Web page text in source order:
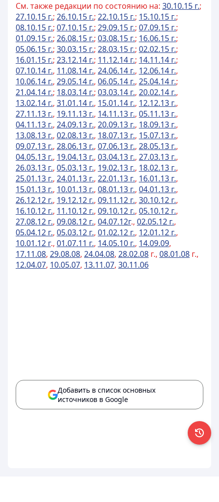
См. также редакции по состоянию на: 30.10.15 г.;
27.10.15 г.; 26.10.15 г.; 22.10.15 г.; 15.10.15 г.;
08.10.15 г.; 07.10.15 г.; 29.09.15 г.; 07.09.15 г.;
01.09.15 г.; 26.08.15 г.; 03.08.15 г.; 16.06.15 г.;
05.06.15 г.; 30.03.15 г.; 28.03.15 г.; 02.02.15 г.;
16.01.15 г.; 23.12.14 г.; 11.12.14 г.; 14.11.14 г.;
07.10.14 г., 11.08.14 г., 24.06.14 г., 12.06.14 г.,
10.06.14 г., 29.05.14 г., 06.05.14 г., 25.04.14 г.;
21.04.14 г.; 18.03.14 г.; 03.03.14 г., 20.02.14 г.,
13.02.14 г., 31.01.14 г., 15.01.14 г., 12.12.13 г.,
27.11.13 г., 19.11.13 г., 14.11.13 г., 05.11.13 г.,
04.11.13 г., 24.09.13 г., 20.09.13 г., 18.09.13 г.,
13.08.13 г., 02.08.13 г., 18.07.13 г., 15.07.13 г.,
09.07.13 г., 28.06.13 г., 07.06.13 г., 28.05.13 г.,
04.05.13 г., 19.04.13 г., 03.04.13 г., 27.03.13 г.,
26.03.13 г., 05.03.13 г., 19.02.13 г., 18.02.13 г.,
25.01.13 г., 24.01.13 г., 22.01.13 г., 16.01.13 г.,
15.01.13 г., 10.01.13 г., 08.01.13 г., 04.01.13 г.,
26.12.12 г., 19.12.12 г., 09.11.12 г., 30.10.12 г.,
16.10.12 г., 11.10.12 г., 09.10.12 г., 05.10.12 г.,
27.08.12 г., 09.08.12 г., 04.07.12г., 02.05.12 г.,
05.04.12 г., 05.03.12 г., 01.02.12 г., 12.01.12 г.,
10.01.12 г., 01.07.11 г., 14.05.10 г., 14.09.09,
17.11.08, 29.08.08, 24.04.08, 28.02.08 г., 08.01.08 г.,
12.04.07, 10.05.07, 13.11.07, 30.11.06
Добавить в список основных
источников в Google